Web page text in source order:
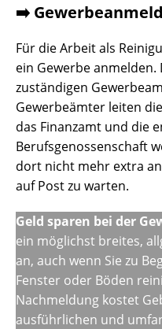
➡️
Für die Arbeit als
ein Gewerbe anmelden.
zuständigen
Gewerbeämter leiten
das Finanzamt und die
Berufsgenossenschaft
dort nicht mehr extra
auf Post zu warten.
Geld sparen bei der
ein möglichst breites,
an, auch wenn Sie zu
Fenster oder Böden
Nachmeldung kostet
ausführlichen und